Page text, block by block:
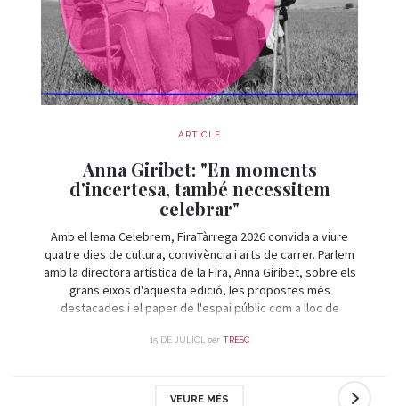
ARTICLE
Anna Giribet: "En moments
d'incertesa, també necessitem
celebrar"
Amb el lema Celebrem, FiraTàrrega 2026 convida a viure
quatre dies de cultura, convivència i arts de carrer. Parlem
amb la directora artística de la Fira, Anna Giribet, sobre els
grans eixos d'aquesta edició, les propostes més
destacades i el paper de l'espai públic com a lloc de
15 DE JULIOL per TRESC
VEURE MÉS